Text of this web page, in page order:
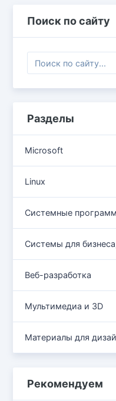
Поиск по сайту
Разделы
Microsoft
Linux
Системные
Системы для
Веб-разработка
Мультимедиа и 3D
Материалы для
Рекомендуем